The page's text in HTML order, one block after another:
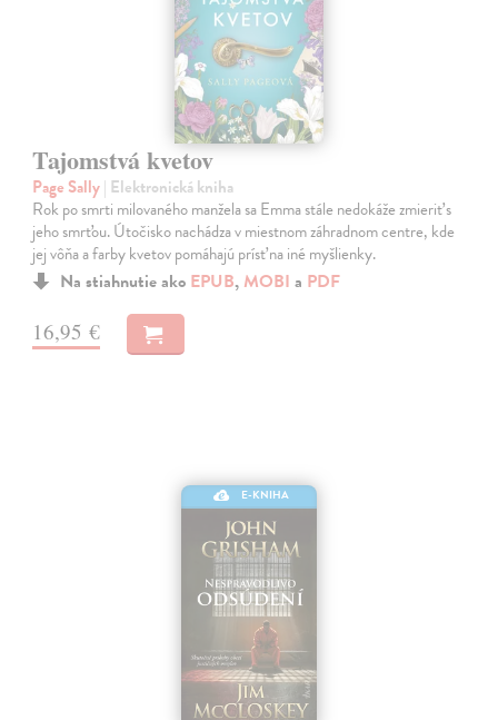
Tajomstvá kvetov
Page Sally| Elektronická kniha
Rok po smrti milovaného manžela sa Emma stále nedokáže zmieriť s
jeho smrťou. Útočisko nachádza v miestnom záhradnom centre, kde
jej vôňa a farby kvetov pomáhajú prísť na iné myšlienky.
Na stiahnutie ako EPUB, MOBI a PDF
16,95 €
E-KNIHA